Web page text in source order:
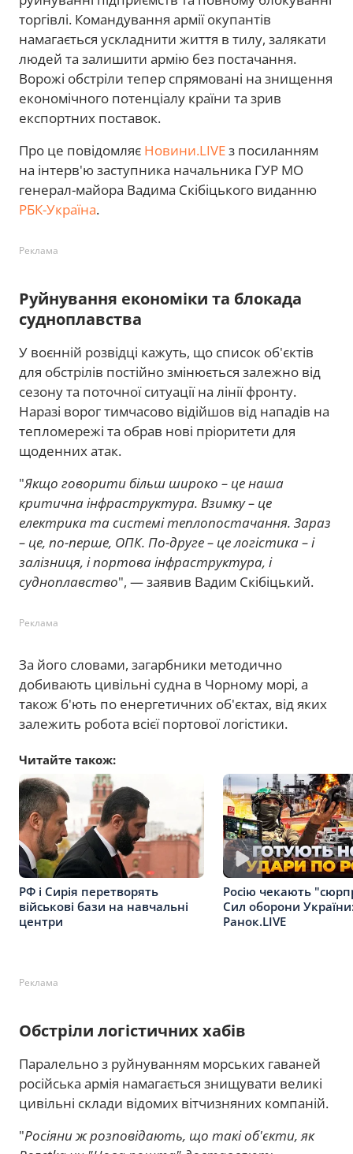
торгівлі. Командування армії окупантів
намагається ускладнити життя в тилу, залякати
людей та залишити армію без постачання.
Ворожі обстріли тепер спрямовані на знищення
економічного потенціалу країни та зрив
експортних поставок.
Про це повідомляє Новини.LIVEз посиланням
на інтерв'ю заступника начальника ГУР МО
генерал-майора Вадима Скібіцького виданню
РБК-Україна.
Реклама
Руйнування економіки та блокада
судноплавства
У воєнній розвідці кажуть, що список об'єктів
для обстрілів постійно змінюється залежно від
сезону та поточної ситуації на лінії фронту.
Наразі ворог тимчасово відійшов від нападів на
тепломережі та обрав нові пріоритети для
щоденних атак.
"Якщо говорити більш широко – це наша
критична інфраструктура. Взимку – це
електрика та системі теплопостачання. Зараз
– це, по-перше, ОПК. По-друге – це логістика – і
залізниця, і портова інфраструктура, і
судноплавство", — заявив Вадим Скібіцький.
Реклама
За його словами, загарбники методично
добивають цивільні судна в Чорному морі, а
також б'ють по енергетичних об'єктах, від яких
залежить робота всієї портової логістики.
Читайте також:
РФ і Сирія перетворять
військові бази на навчальні
центри
Росію чекають
Сил оборони
Ранок.LIVE
Реклама
Обстріли логістичних хабів
Паралельно з руйнуванням морських гаваней
російська армія намагається знищувати великі
цивільні склади відомих вітчизняних компаній.
"Росіяни ж розповідають, що такі об'єкти, як